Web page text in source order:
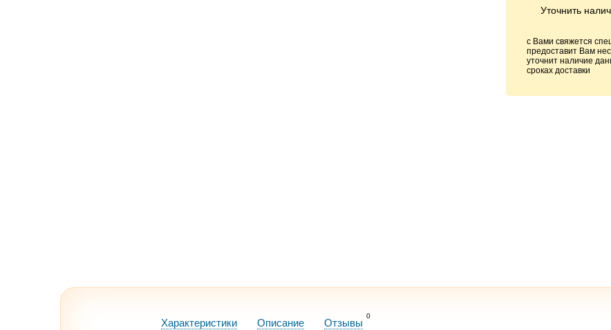
Уточнить
с Вами свяжется
предоставит Вам
уточнит наличие
сроках доставки
Характеристики Описание Отзывы
0